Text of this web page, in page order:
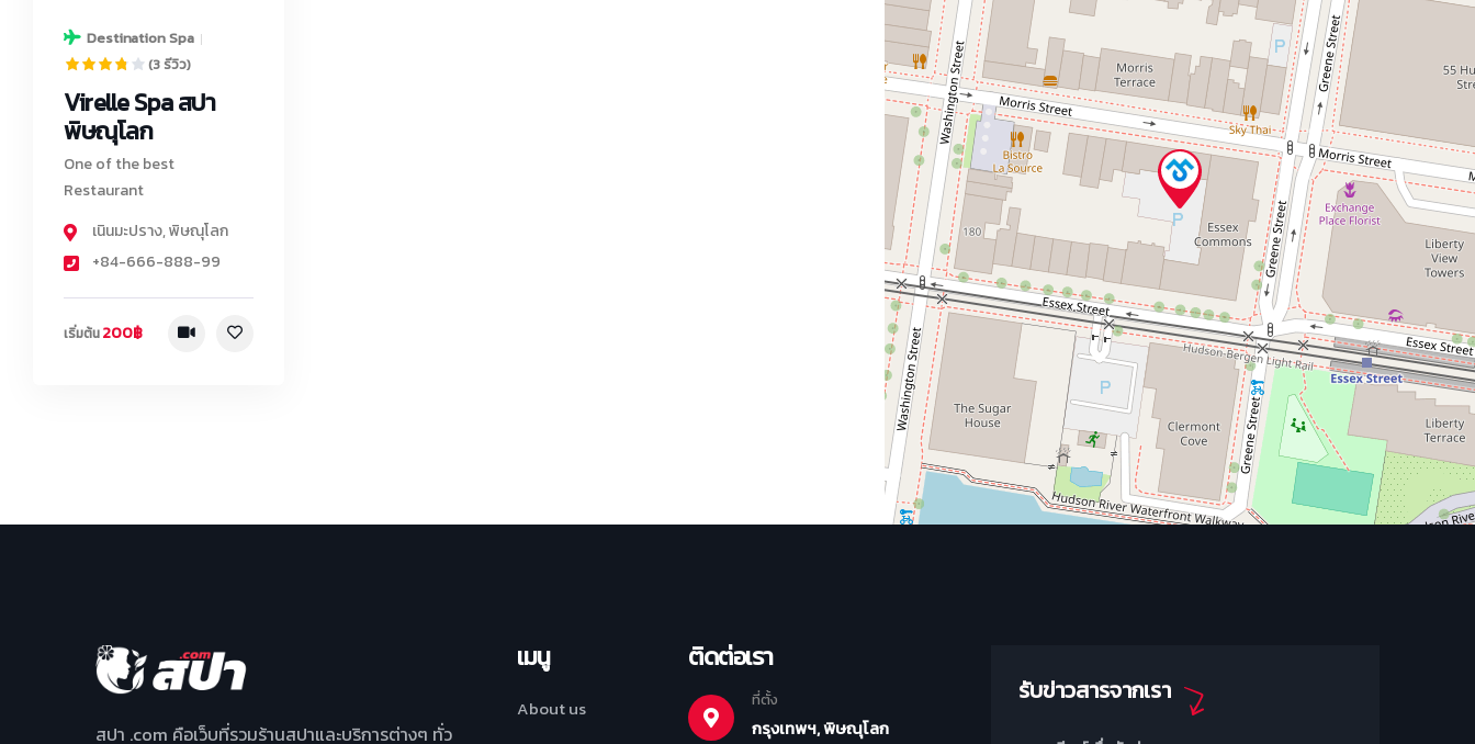
Destination Spa
(3 รีวิว)
Virelle Spa สปา
พิษณุโลก
One of the best
Restaurant
เนินมะปราง,พิษณุโลก
+84-666-888-99
เริ่มต้น200฿
สปา .com คือเว็บที่รวมร้านสปาและบริการต่างๆ ทั่ว
เมนู
About us
ติดต่อเรา
ที่ตั้ง
กรุงเทพฯ, พิษณุโลก
รับข่าวสารจากเรา